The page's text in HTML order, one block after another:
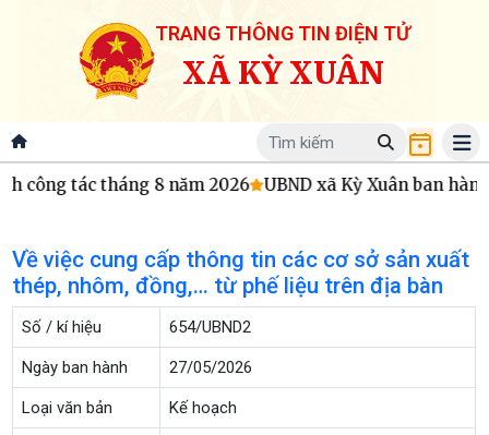
TRANG THÔNG TIN ĐIỆN TỬ
XÃ KỲ XUÂN
công tác tháng 8 năm 2026 UBND xã Kỳ Xuân ban
Về việc cung cấp thông tin các cơ sở sản xuất
thép, nhôm, đồng,… từ phế liệu trên địa bàn
Số / kí hiệu 654/UBND2
Ngày ban hành 27/05/2026
Loại văn bản Kế hoạch